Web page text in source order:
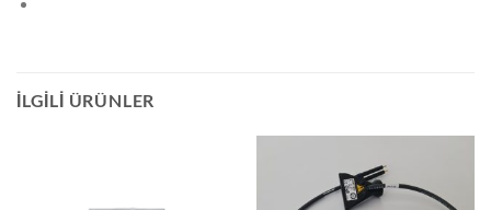
İLGILI ÜRÜNLER